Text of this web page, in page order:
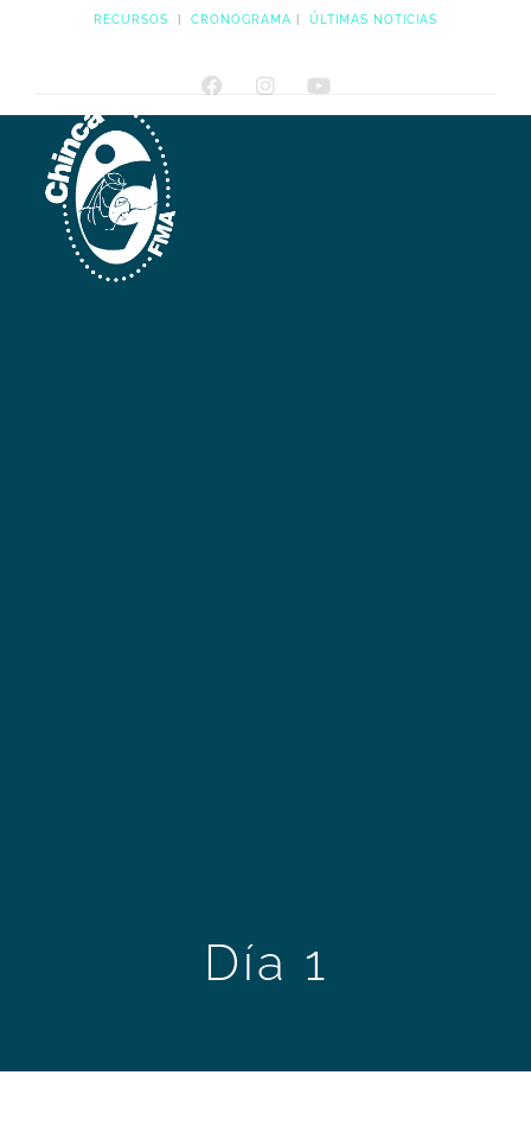
RECURSOS CRONOGRAMA ÚLTIMAS NOTICIAS
Día 1